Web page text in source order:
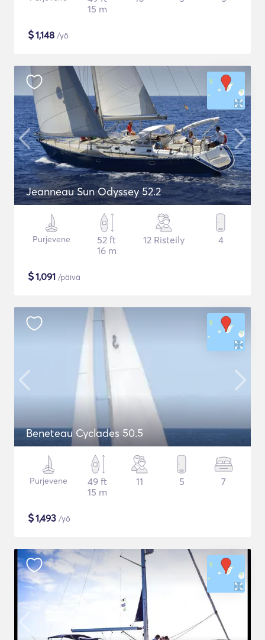
15 m
$1,148 /yö
Jeanneau Sun Odyssey 52.2
Purjevene
52 ft
16 m
12 Risteily 4
$1,091 /päivä
Beneteau Cyclades 50.5
Purjevene
49 ft
15 m
11 5 7
$1,493 /yö